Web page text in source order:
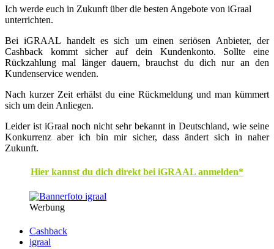
Ich werde euch in Zukunft über die besten Angebote von iGraal
unterrichten.
Bei iGRAAL handelt es sich um einen seriösen Anbieter, der
Cashback kommt sicher auf dein Kundenkonto. Sollte eine
Rückzahlung mal länger dauern, brauchst du dich nur an den
Kundenservice wenden.
Nach kurzer Zeit erhälst du eine Rückmeldung und man kümmert
sich um dein Anliegen.
Leider ist iGraal noch nicht sehr bekannt in Deutschland, wie seine
Konkurrenz aber ich bin mir sicher, dass ändert sich in naher
Zukunft.
Hier kannst du dich direkt bei iGRAAL anmelden*
Werbung
Cashback
igraal